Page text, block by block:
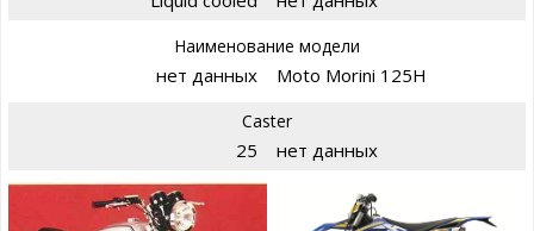
Наименование модели
нет данных Moto Morini 125H
Caster
25 нет данных